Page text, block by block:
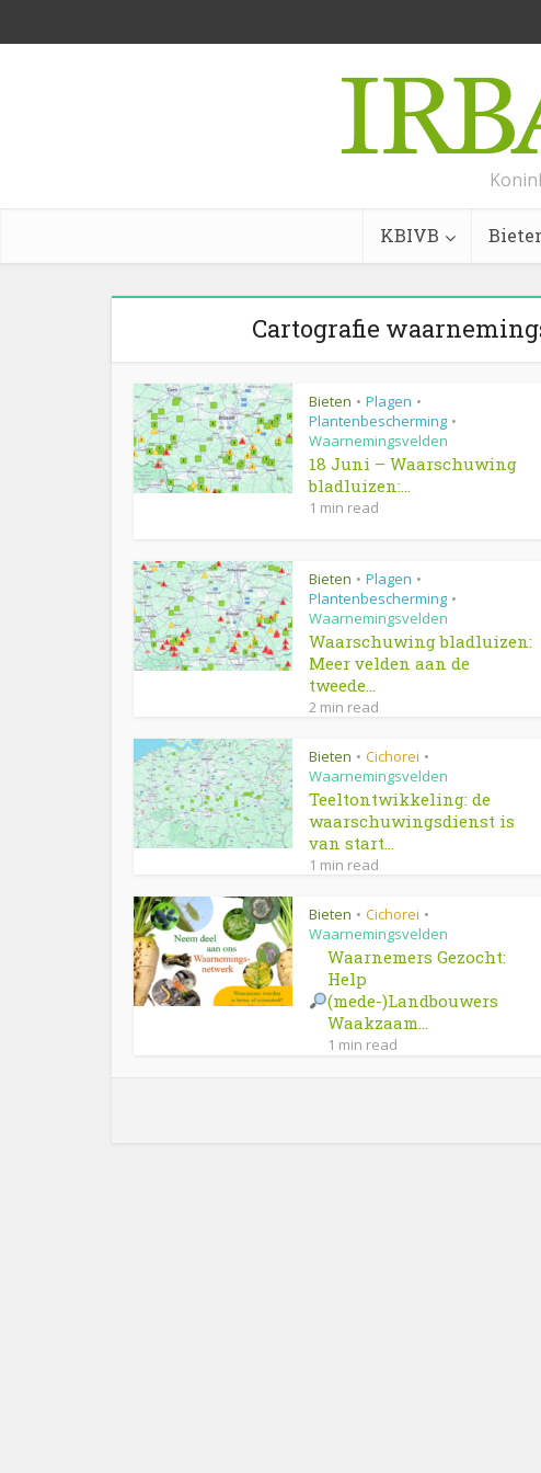
KBIVB
Cartografie
Bieten • Plagen •
Plantenbescherming •
Waarnemingsvelden
18 Juni – Waarschuwing
bladluizen:...
1 min read
Bieten • Plagen •
Plantenbescherming •
Waarnemingsvelden
Waarschuwing bladluizen:
Meer velden aan de
tweede...
2 min read
Bieten • Cichorei •
Waarnemingsvelden
Teeltontwikkeling: de
waarschuwingsdienst is
van start...
1 min read
Bieten • Cichorei •
Waarnemingsvelden
Waarnemers Gezocht:
Help
(mede-)Landbouwers
Waakzaam...
1 min read